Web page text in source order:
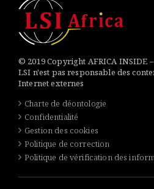
© 2019 Copyright AFRICA INSIDE
LSI n'est pas responsable des
Internet externes
Charte de déontologie
Confidentialité
Gestion des cookies
Politique de correction
Politique de vérification des